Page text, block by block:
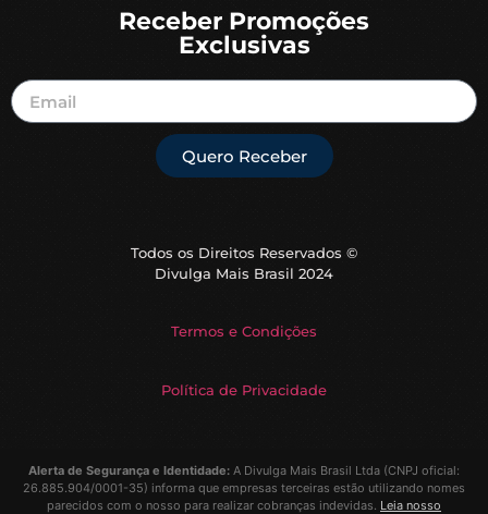
Receber Promoções
Exclusivas
Quero Receber
Todos os Direitos Reservados ©
Divulga Mais Brasil 2024
Termos e Condições
Política de Privacidade
Alerta de Segurança e Identidade: A Divulga Mais Brasil Ltda (CNPJ oficial:
26.885.904/0001-35) informa que empresas terceiras estão utilizando nomes
parecidos com o nosso para realizar cobranças indevidas. Leia nosso